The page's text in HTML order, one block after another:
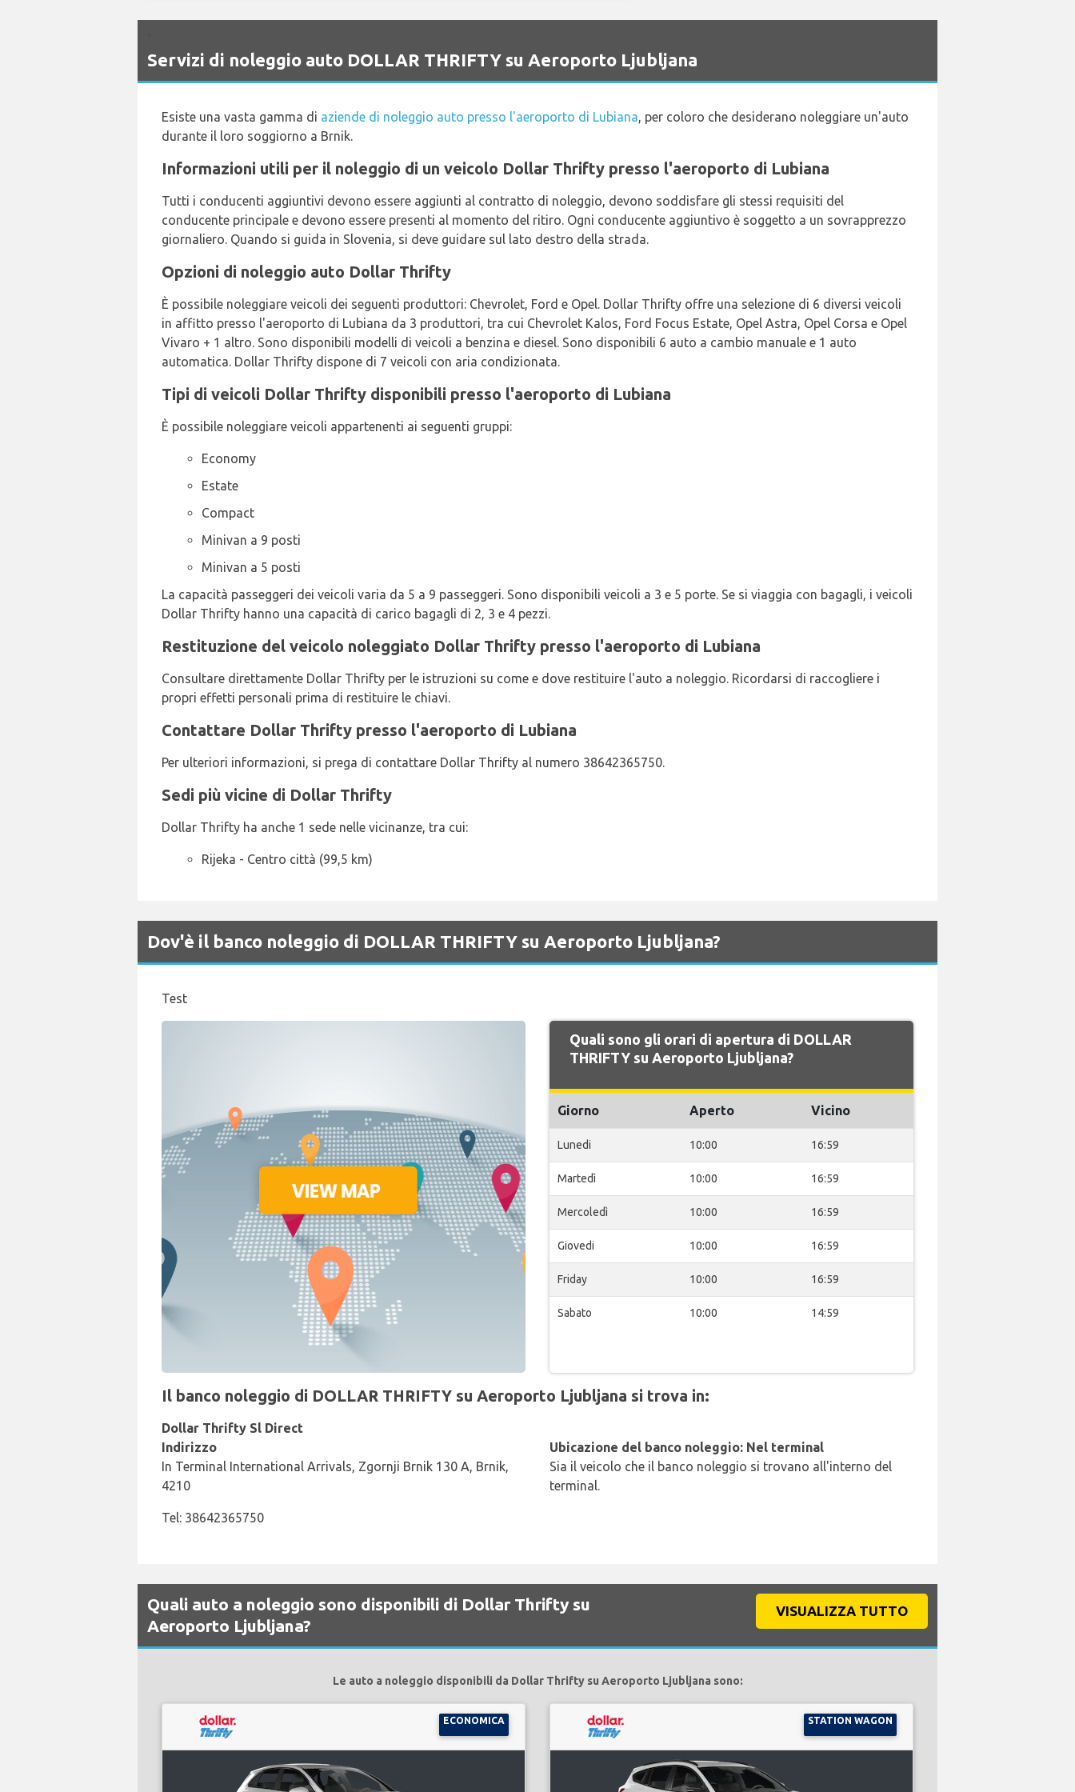
Servizi di noleggio auto DOLLAR THRIFTY su Aeroporto Ljubljana
Esiste una vasta gamma di aziende di noleggio auto presso l'aeroporto di Lubiana, per coloro che desiderano noleggiare un'auto
durante il loro soggiorno a Brnik.
Informazioni utili per il noleggio di un veicolo Dollar Thrifty presso l'aeroporto di Lubiana
Tutti i conducenti aggiuntivi devono essere aggiunti al contratto di noleggio, devono soddisfare gli stessi requisiti del
conducente principale e devono essere presenti al momento del ritiro. Ogni conducente aggiuntivo è soggetto a un sovrapprezzo
giornaliero. Quando si guida in Slovenia, si deve guidare sul lato destro della strada.
Opzioni di noleggio auto Dollar Thrifty
È possibile noleggiare veicoli dei seguenti produttori: Chevrolet, Ford e Opel. Dollar Thrifty offre una selezione di 6 diversi veicoli
in affitto presso l'aeroporto di Lubiana da 3 produttori, tra cui Chevrolet Kalos, Ford Focus Estate, Opel Astra, Opel Corsa e Opel
Vivaro + 1 altro. Sono disponibili modelli di veicoli a benzina e diesel. Sono disponibili 6 auto a cambio manuale e 1 auto
automatica. Dollar Thrifty dispone di 7 veicoli con aria condizionata.
Tipi di veicoli Dollar Thrifty disponibili presso l'aeroporto di Lubiana
È possibile noleggiare veicoli appartenenti ai seguenti gruppi:
Economy
Estate
Compact
Minivan a 9 posti
Minivan a 5 posti
La capacità passeggeri dei veicoli varia da 5 a 9 passeggeri. Sono disponibili veicoli a 3 e 5 porte. Se si viaggia con bagagli, i veicoli
Dollar Thrifty hanno una capacità di carico bagagli di 2, 3 e 4 pezzi.
Restituzione del veicolo noleggiato Dollar Thrifty presso l'aeroporto di Lubiana
Consultare direttamente Dollar Thrifty per le istruzioni su come e dove restituire l'auto a noleggio. Ricordarsi di raccogliere i
propri effetti personali prima di restituire le chiavi.
Contattare Dollar Thrifty presso l'aeroporto di Lubiana
Per ulteriori informazioni, si prega di contattare Dollar Thrifty al numero 38642365750.
Sedi più vicine di Dollar Thrifty
Dollar Thrifty ha anche 1 sede nelle vicinanze, tra cui:
Rijeka - Centro città (99,5 km)
Dov'è il banco noleggio di DOLLAR THRIFTY su Aeroporto Ljubljana?
Test
Quali sono gli orari di apertura di DOLLAR
THRIFTY su Aeroporto Ljubljana?
Giorno Aperto Vicino
Lunedi 10:00 16:59
Martedì 10:00 16:59
Mercoledì 10:00 16:59
Giovedi 10:00 16:59
Friday 10:00 16:59
Sabato 10:00 14:59
Il banco noleggio di DOLLAR THRIFTY su Aeroporto Ljubljana si trova in:
Dollar Thrifty Sl Direct
Indirizzo
In Terminal International Arrivals, Zgornji Brnik 130 A, Brnik,
4210
Tel: 38642365750
Ubicazione del banco noleggio: Nel terminal
Sia il veicolo che il banco noleggio si trovano all'interno del
terminal.
Quali auto a noleggio sono disponibili di Dollar Thrifty su
Aeroporto Ljubljana?
VISUALIZZA TUTTO
Le auto a noleggio disponibili da Dollar Thrifty su Aeroporto Ljubljana sono:
ECONOMICA STATION WAGON